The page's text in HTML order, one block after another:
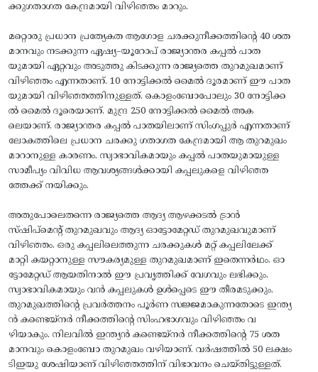
ക്കുഗതാഗത കേന്ദ്രമായി വിഴിഞ്ഞം മാറും.
മറ്റൊരു പ്രധാന പ്രത്യേകത ആഗോള ചരക്കുനീക്കത്തിന്റെ 40 ശത
മാനവും നടക്കുന്ന ഏഷ്യ–യൂറോപ് രാജ്യാന്തര കപ്പൽ പാത
യുമായി ഏറ്റവും അടുത്തു കിടക്കുന്ന രാജ്യത്തെ തുറമുഖമാണ്
വിഴിഞ്ഞം എന്നതാണ്. 10 നോട്ടിക്കൽ മൈൽ ദൂരമാണ് ഈ പാത
യുമായി വിഴിഞ്ഞത്തിനുള്ളത്. കൊളംബോപോലും 30 നോട്ടിക്ക
ൽ മൈൽ ദൂരെയാണ്. മുന്ദ്ര 250 നോട്ടിക്കൽ മൈൽ അക
ലെയാണ്. രാജ്യാന്തര കപ്പൽ പാതയിലാണ് സിംഗപ്പുർ എന്നതാണ്
ലോകത്തിലെ പ്രധാന ചരക്കു ഗതാഗത കേന്ദ്രമായി ആ തുറമുഖം
മാറാനുള്ള കാരണം. സ്വാഭാവികമായും കപ്പൽ പാതയുമായുള്ള
സാമീപ്യം വിവിധ ആവശ്യങ്ങൾക്കായി കപ്പലുകളെ വിഴിഞ്ഞ
ത്തേക്ക് നയിക്കും.
അതുപോലെതന്നെ രാജ്യത്തെ ആദ്യ ആഴക്കടൽ ട്രാൻ
സ്ഷിപ്‌മെന്റ്‌ തുറമുഖവും ആദ്യ ഓട്ടോമേറ്റഡ് തുറമുഖവുമാണ്
വിഴിഞ്ഞം. ഒരു കപ്പലിലെത്തുന്ന ചരക്കുകൾ മറ്റ്‌ കപ്പലിലേക്ക്
മാറ്റി കയറ്റാനുള്ള സൗകര്യമുള്ള തുറമുഖമാണ് ഇതെന്നർഥം. ഓ
ട്ടോമേറ്റഡ് ആയതിനാൽ ഈ പ്രവൃത്തിക്ക് വേഗവും ലഭിക്കും.
സ്വാഭാവികമായും വൻ കപ്പലുകൾ ഉൾപ്പെടെ ഈ തീരമടുക്കും.
തുറമുഖത്തിന്റെ പ്രവർത്തനം പൂർണ സജ്ജമാകുന്നതോടെ ഇന്ത്യ
ൻ കണ്ടെയ്നർ നീക്കത്തിന്റെ സിംഹഭാഗവും വിഴിഞ്ഞം വ
ഴിയാകും. നിലവിൽ ഇന്ത്യൻ കണ്ടെയ്നർ നീക്കത്തിന്റെ 75 ശത
മാനവും കൊളംബോ തുറമുഖം വഴിയാണ്. വർഷത്തിൽ 50 ലക്ഷം
ടിഇയു ശേഷിയാണ് വിഴിഞ്ഞത്തിന് വിഭാവനം ചെയ്തിട്ടുള്ളത്.